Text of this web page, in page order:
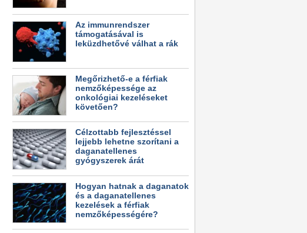
Az immunrendszer
támogatásával is
leküzdhetővé válhat a rák
Megőrizhető-e a férfiak
nemzőképessége az
onkológiai kezeléseket
követően?
Célzottabb fejlesztéssel
lejjebb lehetne szorítani a
daganatellenes
gyógyszerek árát
Hogyan hatnak a daganatok
és a daganatellenes
kezelések a férfiak
nemzőképességére?